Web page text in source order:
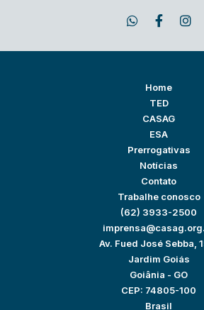
Home
TED
CASAG
ESA
Prerrogativas
Notícias
Contato
Trabalhe conosco
(62) 3933-2500
Av. Fued José Sebba,
Jardim Goiás
Goiânia - GO
CEP: 74805-100
Brasil